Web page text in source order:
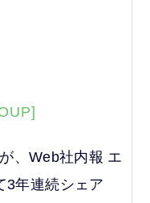
、Web社内報 エ
3年連続シェア